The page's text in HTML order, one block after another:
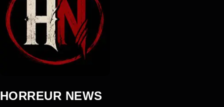
HORREUR NEWS